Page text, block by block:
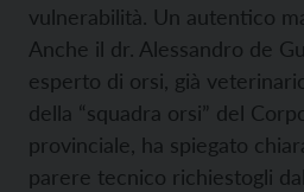
vulnerabilità. Un autentico
Anche il dr. Alessandro de
esperto di orsi, già
della “squadra orsi” del
provinciale, ha spiegato
parere tecnico richiestogli